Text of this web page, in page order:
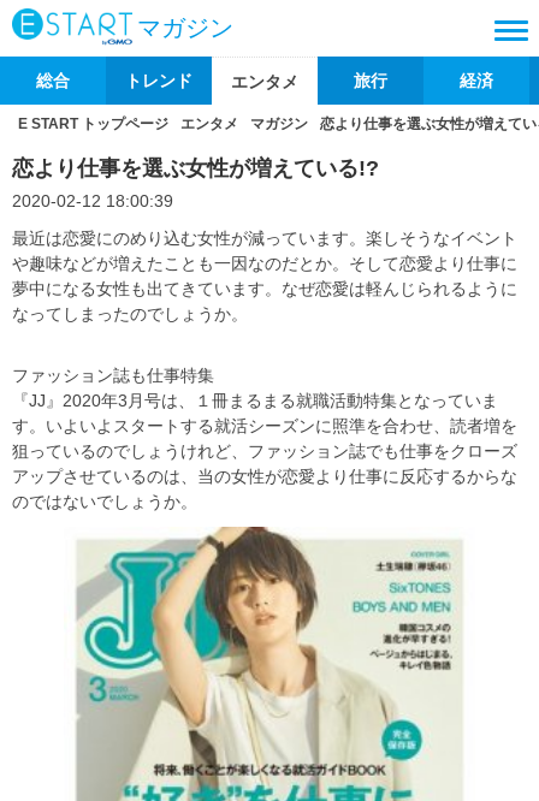
マガジン
総合 トレンド エンタメ 旅行 経済
E START トップページ エンタメ マガジン 恋より仕事を選ぶ女性が増えて
恋より仕事を選ぶ女性が増えている!?
2020-02-12 18:00:39
最近は恋愛にのめり込む女性が減っています。楽しそうなイベント
や趣味などが増えたことも一因なのだとか。そして恋愛より仕事に
夢中になる女性も出てきています。なぜ恋愛は軽んじられるように
なってしまったのでしょうか。
ファッション誌も仕事特集
『JJ』2020年3月号は、１冊まるまる就職活動特集となっていま
す。いよいよスタートする就活シーズンに照準を合わせ、読者増を
狙っているのでしょうけれど、ファッション誌でも仕事をクローズ
アップさせているのは、当の女性が恋愛より仕事に反応するからな
のではないでしょうか。